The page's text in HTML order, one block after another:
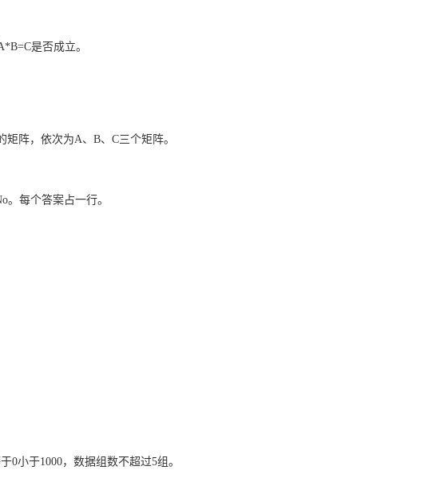
是否成立。
阵，依次为A、B、C三个矩阵。
每个答案占一行。
小于1000，数据组数不超过5组。